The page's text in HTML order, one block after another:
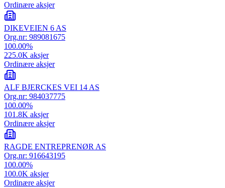
Ordinære aksjer
DIKEVEIEN 6 AS
Org.nr: 989081675
100.00%
225.0K aksjer
Ordinære aksjer
ALF BJERCKES VEI 14 AS
Org.nr: 984037775
100.00%
101.8K aksjer
Ordinære aksjer
RAGDE ENTREPRENØR AS
Org.nr: 916643195
100.00%
100.0K aksjer
Ordinære aksjer